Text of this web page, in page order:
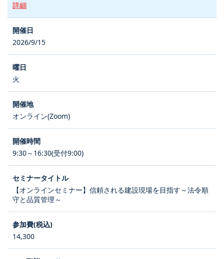
詳細
2026/9/15
火
オンライン(Zoom)
9:30～16:30(受付9:00)
【オンラインセミナー】信頼される建設現場を目指す～法令順
守と品質管理～
14,300